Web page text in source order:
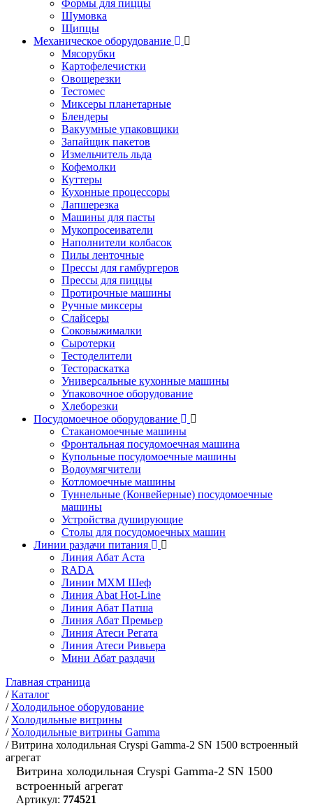
Формы для пиццы
Шумовка
Щипцы
Механическое оборудование
Мясорубки
Картофелечистки
Овощерезки
Тестомес
Миксеры планетарные
Блендеры
Вакуумные упаковщики
Запайщик пакетов
Измельчитель льда
Кофемолки
Куттеры
Кухонные процессоры
Лапшерезка
Машины для пасты
Мукопросеиватели
Наполнители колбасок
Пилы ленточные
Прессы для гамбургеров
Прессы для пиццы
Протирочные машины
Ручные миксеры
Слайсеры
Соковыжималки
Сыротерки
Тестоделители
Тестораскатка
Универсальные кухонные машины
Упаковочное оборудование
Хлеборезки
Посудомоечное оборудование
Стаканомоечные машины
Фронтальная посудомоечная машина
Купольные посудомоечные машины
Водоумягчители
Котломоечные машины
Туннельные (Конвейерные) посудомоечные
машины
Устройства душирующие
Столы для посудомоечных машин
Линии раздачи питания
Линия Абат Аста
RADA
Линии МХМ Шеф
Линия Abat Hot-Line
Линия Абат Патша
Линия Абат Премьер
Линия Атеси Регата
Линия Атеси Ривьера
Мини Абат раздачи
Главная страница
/Каталог
/ Холодильное оборудование
/ Холодильные витрины
/ Холодильные витрины Gamma
/Витрина холодильная Cryspi Gamma-2 SN 1500 встроенный
агрегат
Витрина холодильная Cryspi Gamma-2 SN 1500
встроенный агрегат
Артикул: 774521